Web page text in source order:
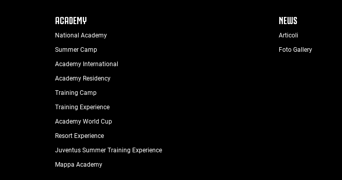
ACADEMY
National Academy
Summer Camp
Academy International
Academy Residency
Training Camp
Training Experience
Academy World Cup
Resort Experience
Juventus Summer Training Experience
Mappa Academy
NEWS
Articoli
Foto Gallery